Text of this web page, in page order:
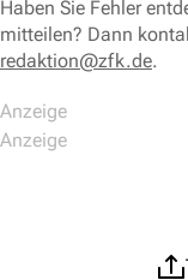
Haben Sie Fehler
mitteilen? Dann
redaktion@zfk.de.